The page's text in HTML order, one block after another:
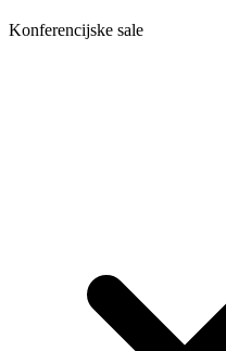
Konferencijske sale